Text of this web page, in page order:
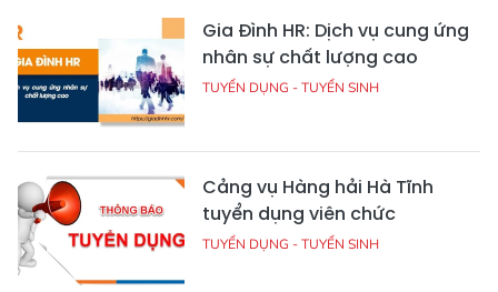
Gia Đình HR: Dịch vụ cung ứng
nhân sự chất lượng cao
TUYỂN DỤNG - TUYỂN SINH
Cảng vụ Hàng hải Hà Tĩnh
tuyển dụng viên chức
TUYỂN DỤNG - TUYỂN SINH